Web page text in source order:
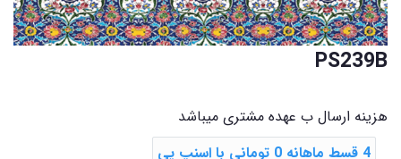
PS239B
هزینه ارسال ب عهده مشتری میباشد
4 قسط ماهانه 0 تومانی با اسنپ ‌پی